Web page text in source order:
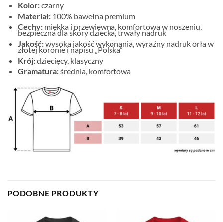
Kolor:czarny
Materiał:100% bawełna premium
Cechy:miękka i przewiewna, komfortowa w noszeniu,
bezpieczna dla skóry dziecka, trwały nadruk
Jakość:wysoka jakość wykonania, wyraźny nadruk orła w
złotej koronie i napisu „Polska”
Krój:dziecięcy, klasyczny
Gramatura:średnia, komfortowa
PODOBNE PRODUKTY